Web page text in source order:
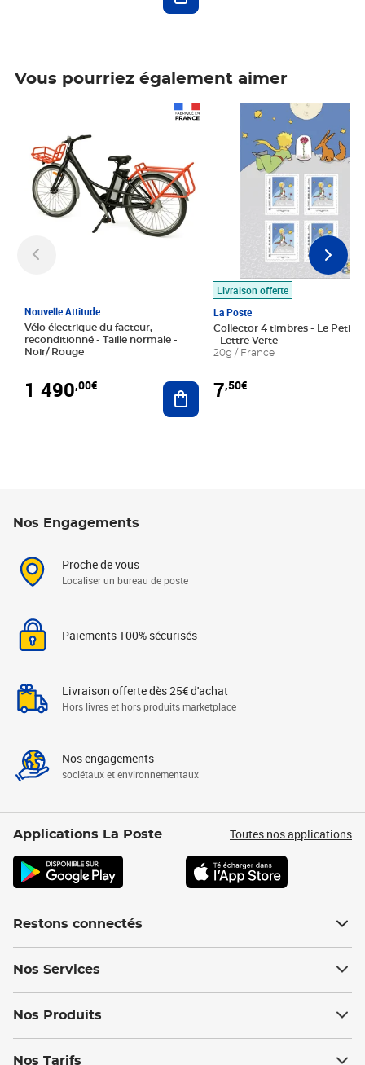
Vous pourriez également aimer
Nouvelle Attitude
Vélo électrique du facteur,
reconditionné - Taille normale -
Noir/ Rouge
1 490,00€ Ajouter au panier
Livraison offerte
La Poste
Collector 4 timbres - Le Petit
- Lettre Verte
20g / France
7,50€
Prix 7,50€
Nos Engagements
Proche de vous
Localiser un bureau de poste
Paiements 100% sécurisés
Livraison offerte dès 25€ d'achat
Hors livres et hors produits marketplace
Nos engagements
sociétaux et environnementaux
Applications La Poste Toutes nos applications
Restons connectés
Nos Services
Nos Produits
Nos Tarifs